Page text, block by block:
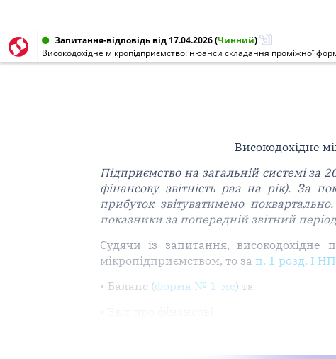
Запитання-відповідь від 17.04.2026(Чинний)
Високодохідне мікропідприємство: нюанси складання проміжної
Високодохідне
Підприємство на загальній системі за
фінансову звітність раз на рік). За
прибуток звітуватимемо
показники за попередній звітний період
Судячи із запитання, високодохідне
мікропідприємством, то за п. 1 розд. I
• Баланс (форма № 1-мс) та